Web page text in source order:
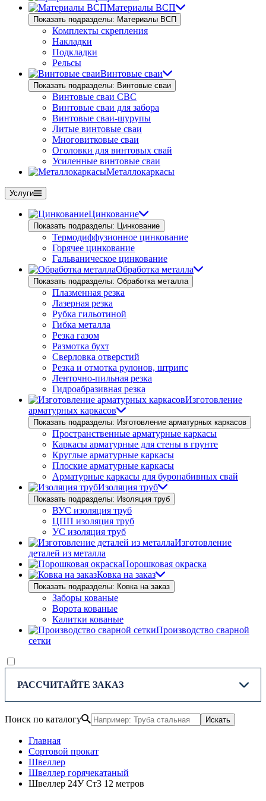
Материалы ВСП
Показать подразделы: Материалы ВСП
Комплекты скрепления
Накладки
Подкладки
Рельсы
Винтовые сваи
Показать подразделы: Винтовые сваи
Винтовые сваи СВС
Винтовые сваи для забора
Винтовые сваи-шурупы
Литые винтовые сваи
Многовитковые сваи
Оголовки для винтовых свай
Усиленные винтовые сваи
Металлокаркасы
Услуги
Цинкование
Показать подразделы: Цинкование
Термодиффузионное цинкование
Горячее цинкование
Гальваническое цинкование
Обработка металла
Показать подразделы: Обработка металла
Плазменная резка
Лазерная резка
Рубка гильотиной
Гибка металла
Резка газом
Размотка бухт
Сверловка отверстий
Резка и отмотка рулонов, штрипс
Ленточно-пильная резка
Гидроабразивная резка
Изготовление
арматурных каркасов
Показать подразделы: Изготовление арматурных каркасов
Пространственные арматурные каркасы
Каркасы арматурные для стены в грунте
Круглые арматурные каркасы
Плоские арматурные каркасы
Арматурные каркасы для буронабивных свай
Изоляция труб
Показать подразделы: Изоляция труб
ВУС изоляция труб
ЦПП изоляция труб
УС изоляция труб
Изготовление
деталей из металла
Порошковая окраска
Ковка на заказ
Показать подразделы: Ковка на заказ
Заборы кованые
Ворота кованые
Калитки кованые
Производство сварной
сетки
РАССЧИТАЙТЕ ЗАКАЗ
Поиск по каталогу Искать
Главная
Сортовой прокат
Швеллер
Швеллер горячекатаный
Швеллер 24У Ст3 12 метров